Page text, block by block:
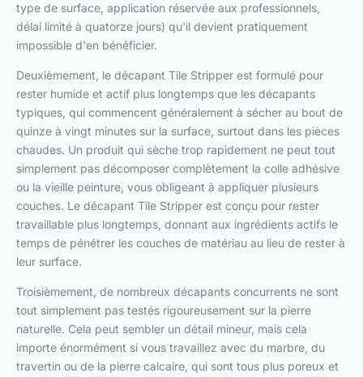
type de surface, application réservée aux professionnels,
délai limité à quatorze jours) qu'il devient pratiquement
impossible d'en bénéficier.
Deuxièmement, le décapant Tile Stripper est formulé pour
rester humide et actif plus longtemps que les décapants
typiques, qui commencent généralement à sécher au bout de
quinze à vingt minutes sur la surface, surtout dans les pièces
chaudes. Un produit qui sèche trop rapidement ne peut tout
simplement pas décomposer complètement la colle adhésive
ou la vieille peinture, vous obligeant à appliquer plusieurs
couches. Le décapant Tile Stripper est conçu pour rester
travaillable plus longtemps, donnant aux ingrédients actifs le
temps de pénétrer les couches de matériau au lieu de rester à
leur surface.
Troisièmement, de nombreux décapants concurrents ne sont
tout simplement pas testés rigoureusement sur la pierre
naturelle. Cela peut sembler un détail mineur, mais cela
importe énormément si vous travaillez avec du marbre, du
travertin ou de la pierre calcaire, qui sont tous plus poreux et